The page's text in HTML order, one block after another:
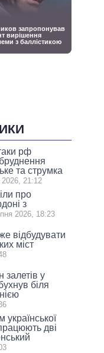
рф
та струмка
21:12
про
з
2026, 18:23
відбудувати
міст
залетів у
біля
дві